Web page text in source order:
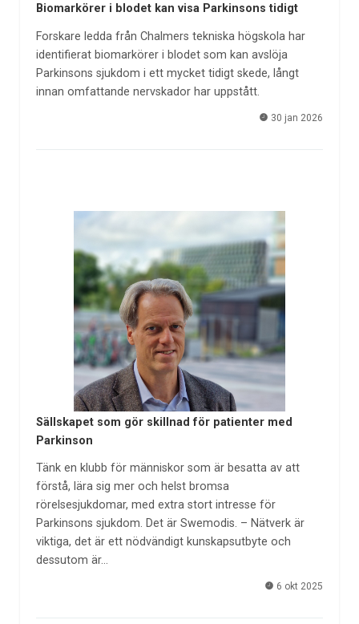
Biomarkörer i blodet kan visa Parkinsons tidigt
Forskare ledda från Chalmers tekniska högskola har
identifierat biomarkörer i blodet som kan avslöja
Parkinsons sjukdom i ett mycket tidigt skede, långt
innan omfattande nervskador har uppstått.
30 jan 2026
Sällskapet som gör skillnad för patienter med
Parkinson
Tänk en klubb för människor som är besatta av att
förstå, lära sig mer och helst bromsa
rörelsesjukdomar, med extra stort intresse för
Parkinsons sjukdom. Det är Swemodis. – Nätverk är
viktiga, det är ett nödvändigt kunskapsutbyte och
dessutom är…
6 okt 2025